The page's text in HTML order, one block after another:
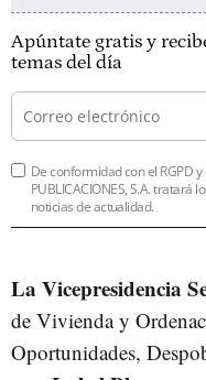
Apúntate gratis y
temas del día
De conformidad con el RGPD y
PUBLICACIONES, S.A. tratará
noticias de actualidad.
La Vicepresidencia
de Vivienda y
Oportunidades,